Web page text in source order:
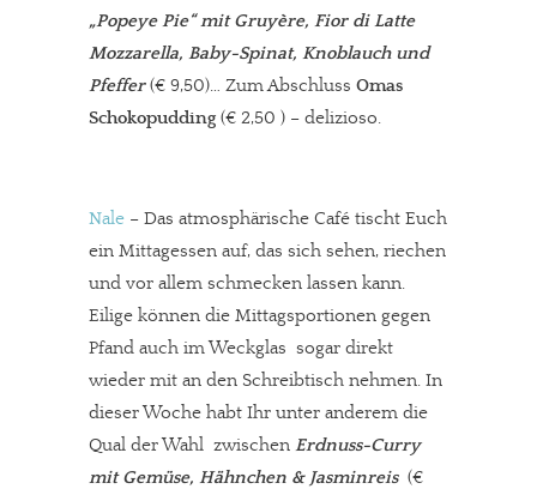
„Popeye Pie“ mit Gruyère, Fior di Latte
Mozzarella, Baby-Spinat, Knoblauch und
Pfeffer(€ 9,50)… Zum Abschluss Omas
Schokopudding (€ 2,50 ) – delizioso.
Nale – Das atmosphärische Café tischt Euch
ein Mittagessen auf, das sich sehen, riechen
und vor allem schmecken lassen kann.
Eilige können die Mittagsportionen gegen
Pfand auch im Weckglas sogar direkt
wieder mit an den Schreibtisch nehmen. In
dieser Woche habt Ihr unter anderem die
Qual der Wahl zwischen Erdnuss-Curry
mit Gemüse, Hähnchen & Jasminreis (€